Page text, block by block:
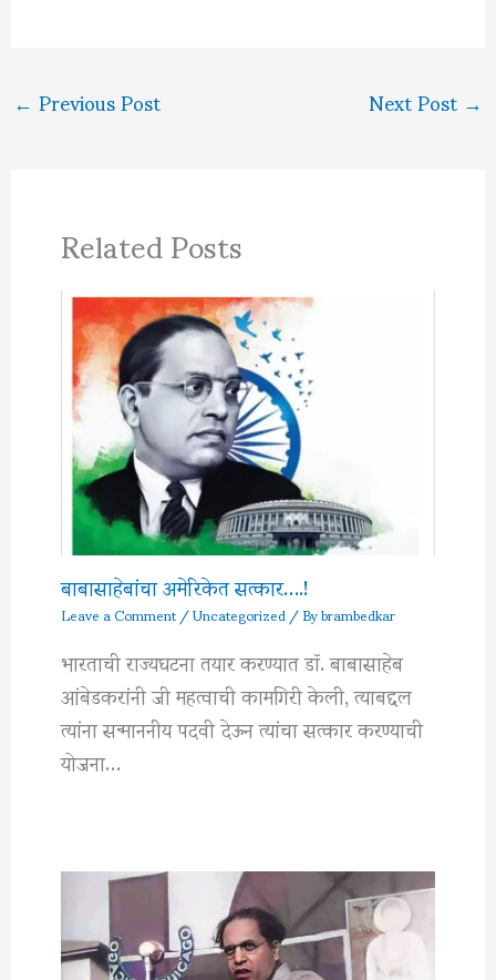
←Previous Post Next Post→
Related Posts
बाबासाहेबांचा अमेरिकेत सत्कार….!
Leave a Comment/Uncategorized/ Bybrambedkar
भारताची राज्यघटना तयार करण्यात डॉ. बाबासाहेब
आंबेडकरांनी जी महत्वाची कामगिरी केली, त्याबद्दल
त्यांना सन्माननीय पदवी देऊन त्यांचा सत्कार करण्याची
योजना…